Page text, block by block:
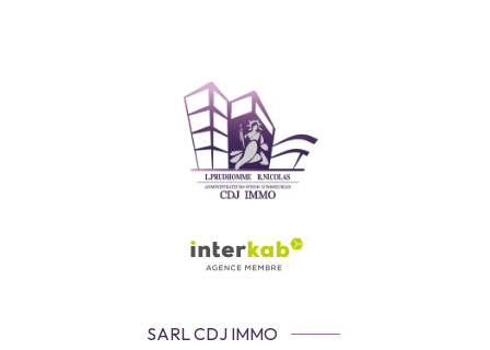
SARL CDJ IMMO